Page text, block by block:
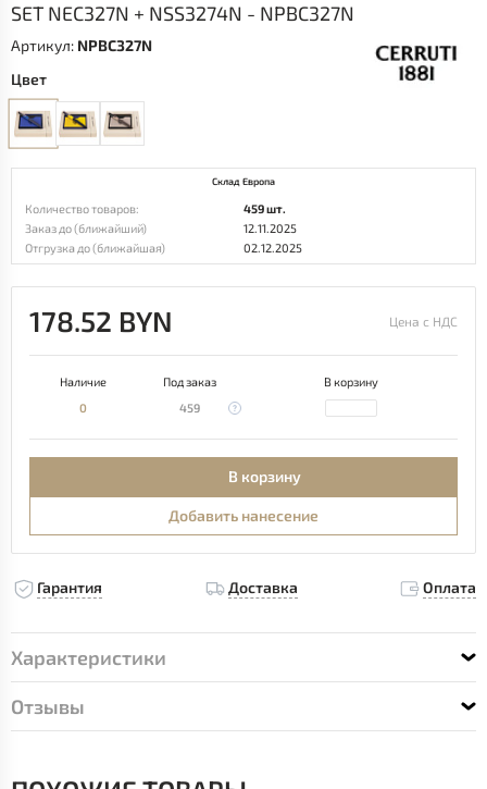
SET NEC327N + NSS3274N - NPBC327N
Артикул: NPBC327N
Цвет
Склад Европа
Количество товаров:
459 шт.
Заказ до (ближайший)
12.11.2025
Отгрузка до (ближайшая)
02.12.2025
178.52 BYN Цена с НДС
Наличие Под заказ
В корзину
0
459
В корзину
Добавить нанесение
Гарантия Доставка Оплата
Характеристики
Отзывы